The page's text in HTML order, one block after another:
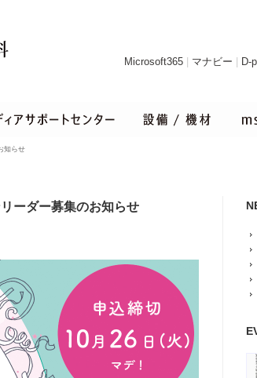
Microsoft365 マナビー D-
知らせ
ーダー募集のお知らせ